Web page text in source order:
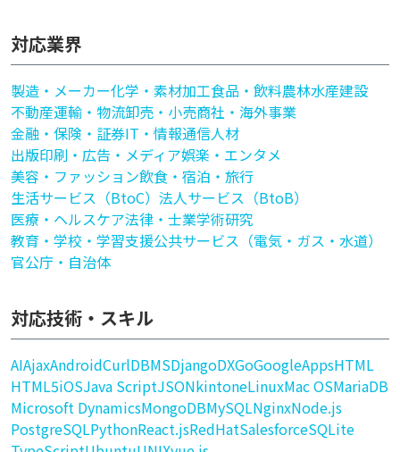
対応業界
製造・メーカー化学・素材加工食品・飲料農林水産建設
不動産運輸・物流卸売・小売商社・海外事業
金融・保険・証券IT・情報通信人材
出版印刷・広告・メディア娯楽・エンタメ
美容・ファッション飲食・宿泊・旅行
生活サービス（BtoC） 法人サービス（BtoB）
医療・ヘルスケア法律・士業学術研究
教育・学校・学習支援公共サービス（電気・ガス・水道）
官公庁・自治体
対応技術・スキル
AIAjaxAndroidCurlDBMSDjangoDXGoGoogleAppsHTML
HTML5iOSJava ScriptJSONkintoneLinuxMac OSMariaDB
Microsoft DynamicsMongoDBMySQLNginxNode.js
PostgreSQLPythonReact.jsRedHatSalesforceSQLite